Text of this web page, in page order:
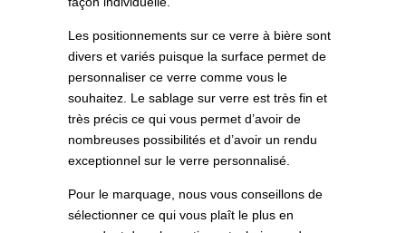
Les positionnements sur ce verre à bière sont
divers et variés puisque la surface permet de
personnaliser ce verre comme vous le
souhaitez. Le sablage sur verre est très fin et
très précis ce qui vous permet d’avoir de
nombreuses possibilités et d’avoir un rendu
exceptionnel sur le verre personnalisé.
Pour le marquage, nous vous conseillons de
sélectionner ce qui vous plaît le plus en